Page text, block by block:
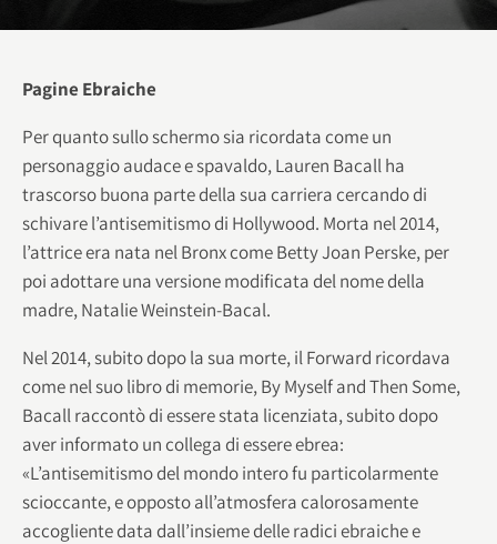
Pagine Ebraiche
Per quanto sullo schermo sia ricordata come un
personaggio audace e spavaldo, Lauren Bacall ha
trascorso buona parte della sua carriera cercando di
schivare l’antisemitismo di Hollywood. Morta nel 2014,
l’attrice era nata nel Bronx come Betty Joan Perske, per
poi adottare una versione modificata del nome della
madre, Natalie Weinstein-Bacal.
Nel 2014, subito dopo la sua morte, il Forward ricordava
come nel suo libro di memorie, By Myself and Then Some,
Bacall raccontò di essere stata licenziata, subito dopo
aver informato un collega di essere ebrea:
«L’antisemitismo del mondo intero fu particolarmente
scioccante, e opposto all’atmosfera calorosamente
accogliente data dall’insieme delle radici ebraiche e